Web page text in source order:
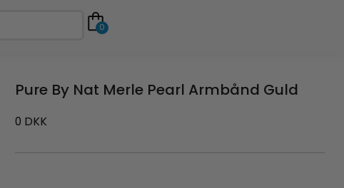
0
Pure By Nat Merle Pearl Armbånd Guld
0 DKK